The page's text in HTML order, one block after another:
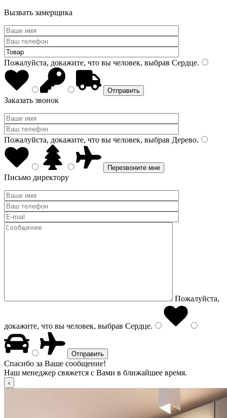
Вызвать замерщика
Пожалуйста, докажите, что вы человек, выбрав Сердце.
Заказать звонок
Пожалуйста, докажите, что вы человек, выбрав Дерево.
Письмо директору
Пожалуйста,
докажите, что вы человек, выбрав Сердце.
Спасибо за Ваше сообщение!
Наш менеджер свяжется с Вами в ближайшее время.